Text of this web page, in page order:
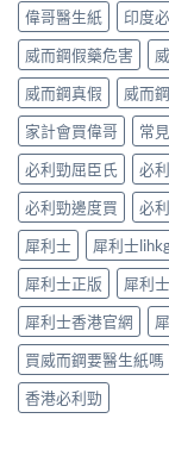
終
點〉
中
見
反
應、
發
生
率〉
中
效
與
藥
效
持
續
完
整
指
南：
30
分
見
效、
最
長
36
小
時、
正
嗎？
30mg
vs
60mg
劑
量
選
擇
與
安
全
性
整
解
析〉
中
偉哥醫生紙 印度
威而鋼假藥危害
威而鋼真假
威而
家計會買偉哥
常
必利勁屈臣氏
必
必利勁邊度買
必
犀利士
犀利士
犀利士正版
犀利
犀利士香港官網
買威而鋼要醫生紙嗎
香港必利勁